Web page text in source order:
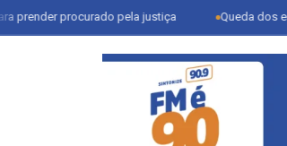
procurado pela justiça Queda dos